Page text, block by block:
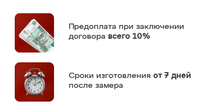
Предоплата при заключении
договора всего 10%
Сроки изготовления от 7 дней
после замера